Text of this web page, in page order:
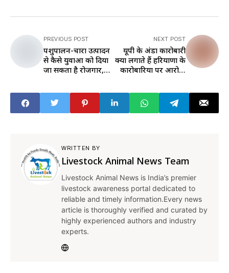
PREVIOUS POST
पशुपालन-चारा उत्पादन
से कैसे युवाओं को दिया
जा सकता है रोजगार,
NEXT POST
यूपी के अंडा कारोबारी
क्यों लगाते हैं हरियाणा के
कारोबारियों पर आरोप,
WRITTEN BY
Livestock Animal News Team
Livestock Animal News is India’s premier
livestock awareness portal dedicated to
reliable and timely information.Every news
article is thoroughly verified and curated by
highly experienced authors and industry
experts.